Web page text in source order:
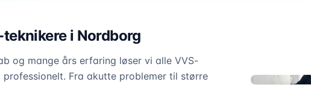
i Nordborg
og mange års erfaring løser vi alle VVS-
Fra akutte problemer til større